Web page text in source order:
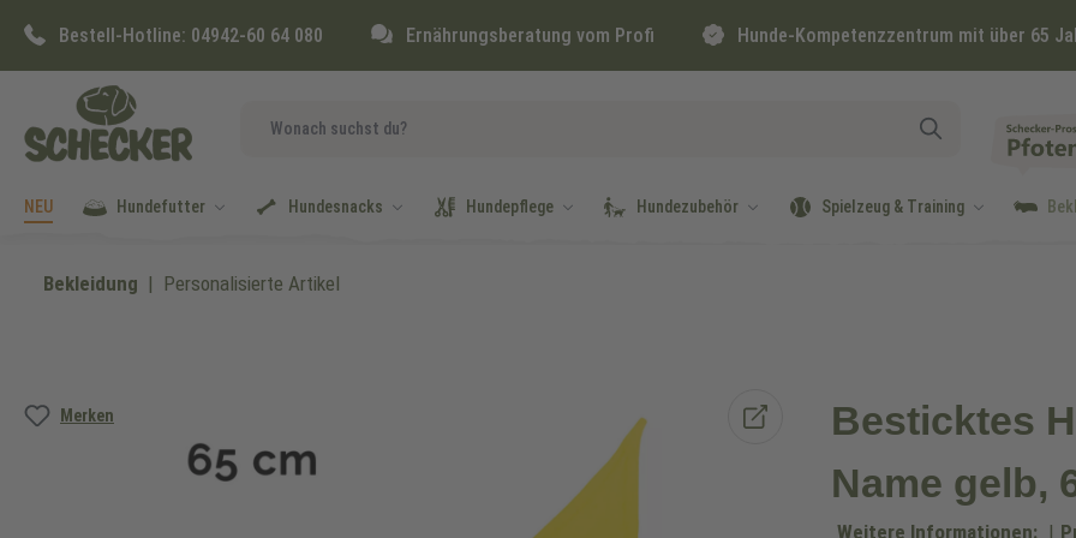
Zur Hauptnavigation springen
Bestell-Hotline: 04942-60 64 080 Ernährungsberatung vom Profi Hunde-Kompetenzzentrum mit über 65
NEU Hundefutter Hundesnacks Hundepflege Hundezubehör Spielzeug & Training
Bekleidung Personalisierte Artikel
Merken
Bildergalerie überspringen
Besticktes
Name gelb,
Weitere Informationen: |